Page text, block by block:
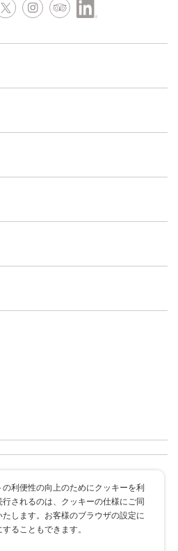
利便性の向上のためにクッキーを利
されるのは、クッキーの仕様にご同
します。お客様のブラウザの設定に
ることもできます。